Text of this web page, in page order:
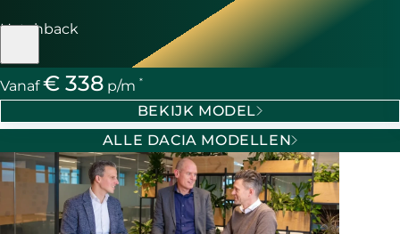
Hatchback
Vanaf€ 338 p/m *
BEKIJK MODEL
ALLE DACIA MODELLEN